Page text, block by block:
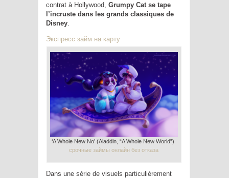
contrat à Hollywood, Grumpy Cat se tape
l’incruste dans les grands classiques de
Disney
Экспресс займ на карту
‘A Whole New No’ (Aladdin, “A Whole New World”)
срочные займы онлайн без отказа
Dans une série de visuels particulièrement